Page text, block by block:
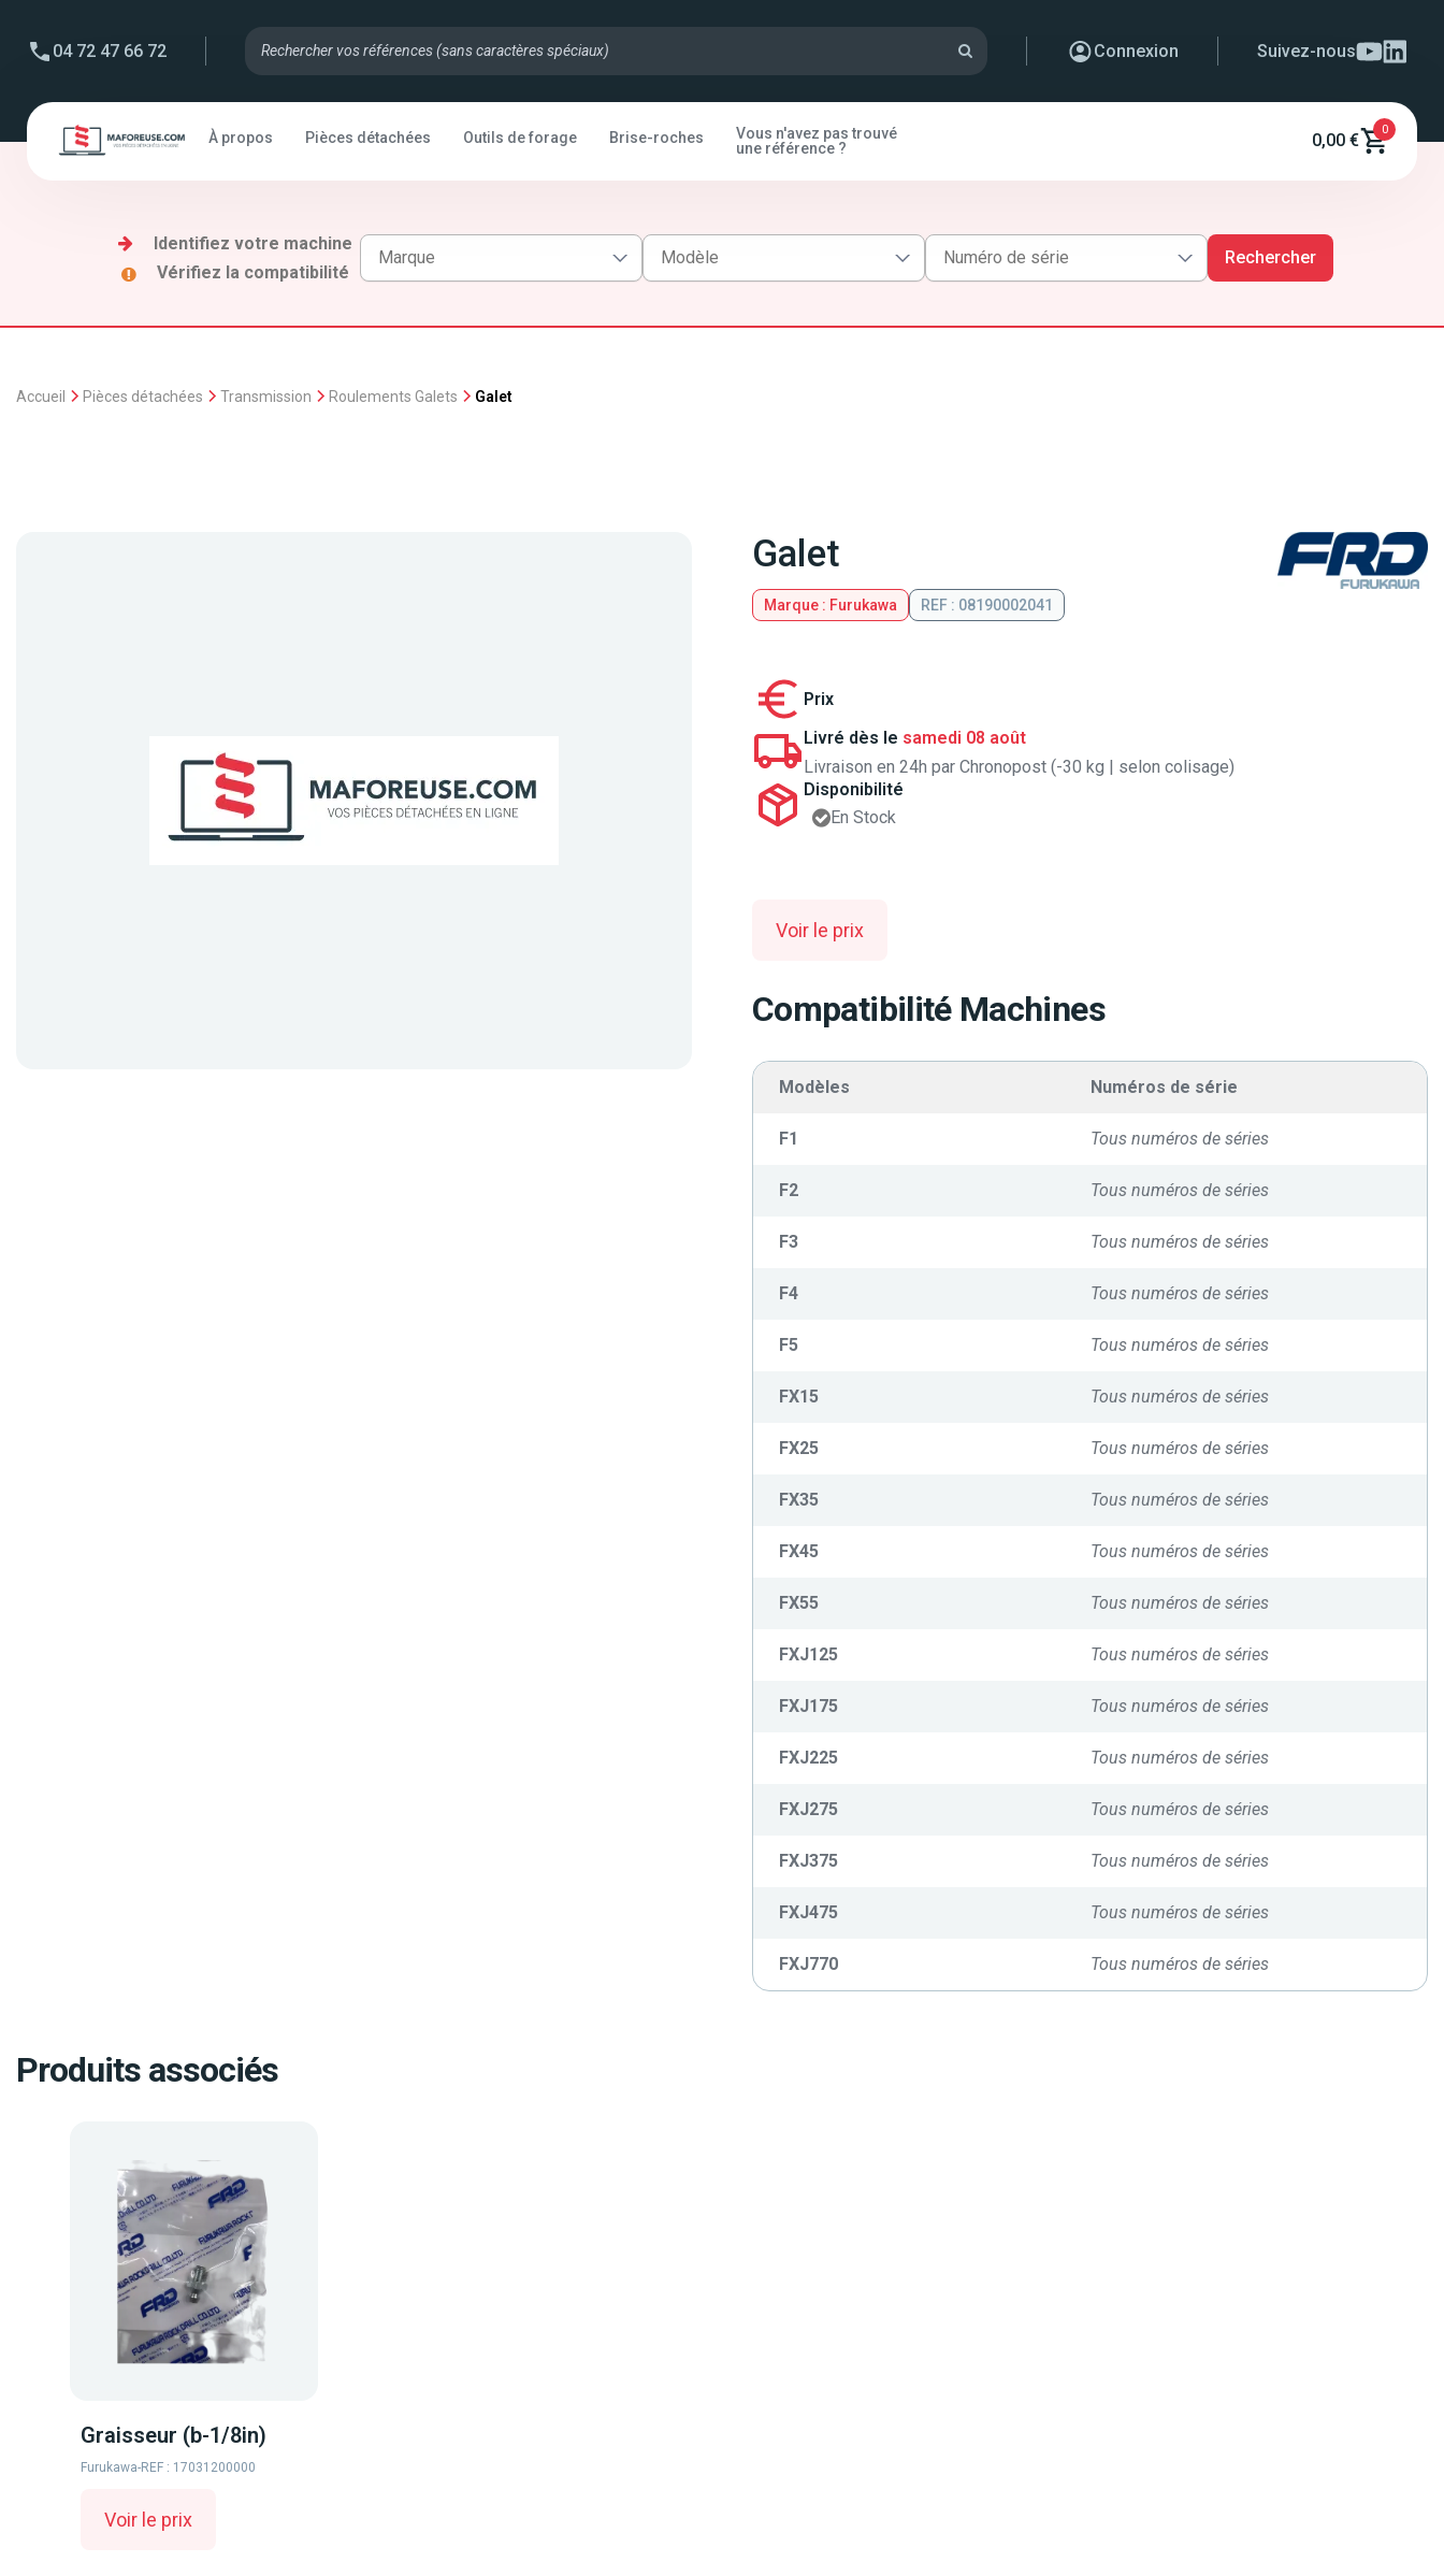
04 72 47 66 72 Connexion Suivez-nous
À propos Pièces détachées Outils de forage Brise-roches
Vous n'avez pas trouvé
une référence ?
0,00 €
0
Identifiez votre machine
Vérifiez la compatibilité
Rechercher
Accueil Pièces détachées Transmission Roulements Galets Galet
Galet
Marque : Furukawa REF : 08190002041
Prix
Livré dès le samedi 08 août
Livraison en 24h par Chronopost (-30 kg | selon colisage)
Disponibilité
En Stock
Voir le prix
Compatibilité Machines
Modèles Numéros de série
F1 Tous numéros de séries
F2 Tous numéros de séries
F3 Tous numéros de séries
F4 Tous numéros de séries
F5 Tous numéros de séries
FX15 Tous numéros de séries
FX25 Tous numéros de séries
FX35 Tous numéros de séries
FX45 Tous numéros de séries
FX55 Tous numéros de séries
FXJ125 Tous numéros de séries
FXJ175 Tous numéros de séries
FXJ225 Tous numéros de séries
FXJ275 Tous numéros de séries
FXJ375 Tous numéros de séries
FXJ475 Tous numéros de séries
FXJ770 Tous numéros de séries
Produits associés
Graisseur (b-1/8in)
Furukawa-REF : 17031200000
Voir le prix